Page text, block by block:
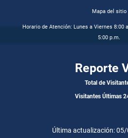
Mapa del sitio
Horario de Atención: Lunes a Viernes 8:00
5:00 p.m.
Reporte
Total de
Visitantes Últimas
Última actualización: